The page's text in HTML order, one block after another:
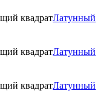
Латунный
Латунный
Латунный